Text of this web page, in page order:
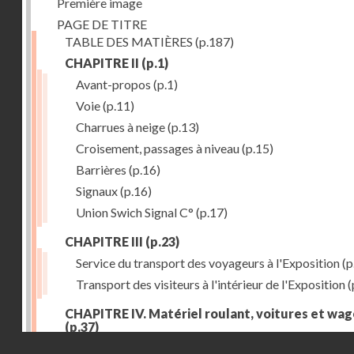
PAGE DE TITRE
TABLE DES MATIÈRES (p.187)
CHAPITRE II (p.1)
Avant-propos (p.1)
Voie(p.11)
Charrues à neige(p.13)
Croisement, passages à niveau(p.15)
Barrières (p.16)
Signaux(p.16)
Union Swich Signal C° (p.17)
CHAPITRE III (p.23)
Service du transport des voyageurs à l'Exposition
Transport des visiteurs à l'intérieur de l'Exposition
CHAPITRE IV. Matériel roulant, voitures et
(p.37)